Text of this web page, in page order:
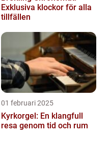
Exklusiva klockor för alla
tillfällen
01 februari 2025
Kyrkorgel: En klangfull
resa genom tid och rum